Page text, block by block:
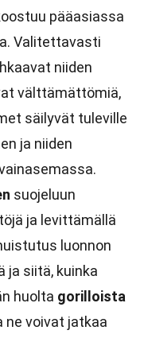
pääasiassa
Valitettavasti
niiden
välttämättömiä,
säilyvät tuleville
ja niiden
suojeluun
ja levittämällä
luonnon
ja siitä, kuinka
huolta gorilloista
ne voivat jatkaa